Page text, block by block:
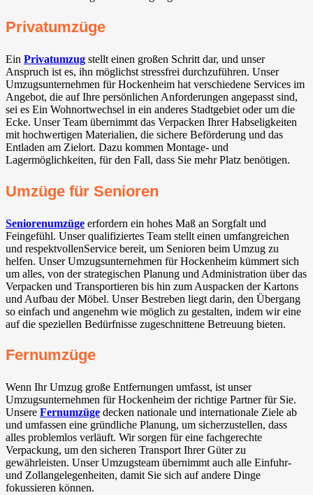
Privatumzüge
Ein Privatumzug stellt einen großen Schritt dar, und unser
Anspruch ist es, ihn möglichst stressfrei durchzuführen. Unser
Umzugsunternehmen für Hockenheim hat verschiedene Services im
Angebot, die auf Ihre persönlichen Anforderungen angepasst sind,
sei es Ein Wohnortwechsel in ein anderes Stadtgebiet oder um die
Ecke. Unser Team übernimmt das Verpacken Ihrer Habseligkeiten
mit hochwertigen Materialien, die sichere Beförderung und das
Entladen am Zielort. Dazu kommen Montage- und
Lagermöglichkeiten, für den Fall, dass Sie mehr Platz benötigen.
Umzüge für Senioren
Seniorenumzüge erfordern ein hohes Maß an Sorgfalt und
Feingefühl. Unser qualifiziertes Team stellt einen umfangreichen
und respektvollenService bereit, um Senioren beim Umzug zu
helfen. Unser Umzugsunternehmen für Hockenheim kümmert sich
um alles, von der strategischen Planung und Administration über das
Verpacken und Transportieren bis hin zum Auspacken der Kartons
und Aufbau der Möbel. Unser Bestreben liegt darin, den Übergang
so einfach und angenehm wie möglich zu gestalten, indem wir eine
auf die speziellen Bedürfnisse zugeschnittene Betreuung bieten.
Fernumzüge
Wenn Ihr Umzug große Entfernungen umfasst, ist unser
Umzugsunternehmen für Hockenheim der richtige Partner für Sie.
Unsere Fernumzüge decken nationale und internationale Ziele ab
und umfassen eine gründliche Planung, um sicherzustellen, dass
alles problemlos verläuft. Wir sorgen für eine fachgerechte
Verpackung, um den sicheren Transport Ihrer Güter zu
gewährleisten. Unser Umzugsteam übernimmt auch alle Einfuhr-
und Zollangelegenheiten, damit Sie sich auf andere Dinge
fokussieren können.